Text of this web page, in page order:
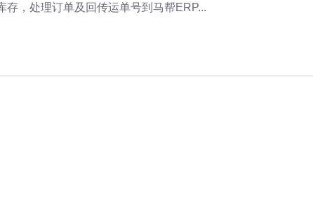
，处理订单及回传运单号到马帮ERP...